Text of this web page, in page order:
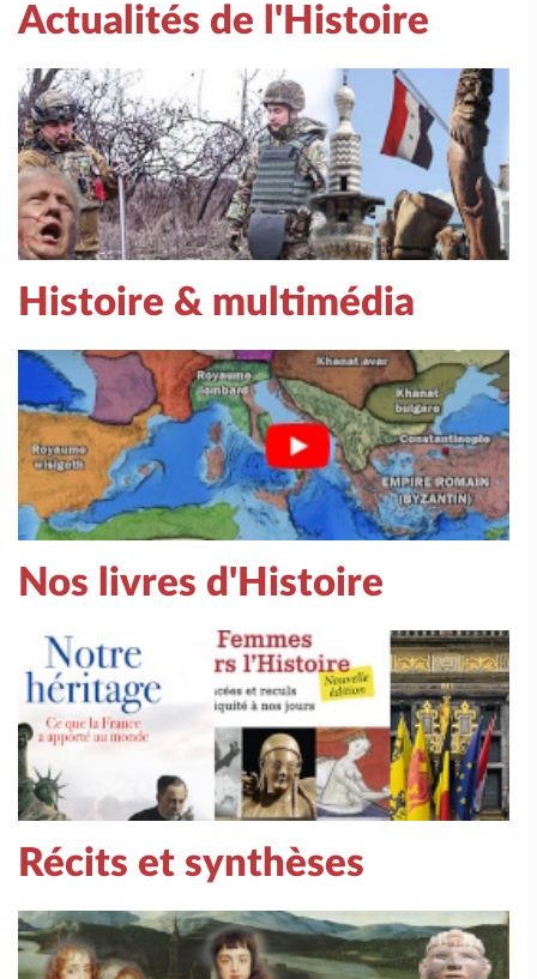
Actualités de l'Histoire
Histoire & multimédia
Nos livres d'Histoire
Récits et synthèses